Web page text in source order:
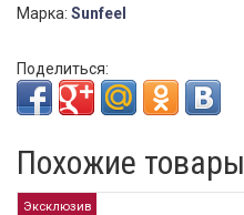
Марка: Sunfeel
Поделиться:
Похожие товары
Эксклюзив